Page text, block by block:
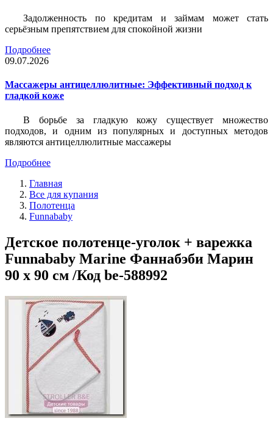
Задолженность по кредитам и займам может стать
серьёзным препятствием для спокойной жизни
Подробнее
09.07.2026
Массажеры антицеллюлитные: Эффективный подход к
гладкой коже
В борьбе за гладкую кожу существует множество
подходов, и одним из популярных и доступных методов
являются антицеллюлитные массажеры
Подробнее
Главная
Все для купания
Полотенца
Funnababy
Детское полотенце-уголок + варежка
Funnababy Marine Фаннабэби Марин
90 х 90 см /Код be-588992